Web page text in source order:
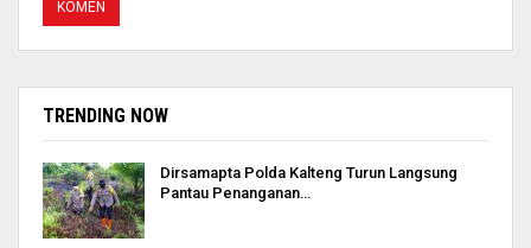
TRENDING NOW
Dirsamapta Polda Kalteng Turun Langsung
Pantau Penanganan…